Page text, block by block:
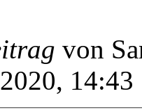
von
14:43